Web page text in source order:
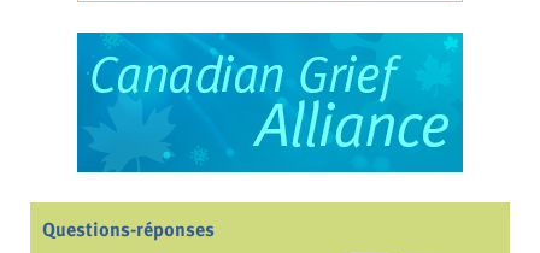
Questions-réponses